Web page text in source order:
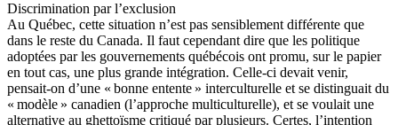
Discrimination par l’exclusion
Au Québec, cette situation n’est pas sensiblement différente que
dans le reste du Canada. Il faut cependant dire que les politique
adoptées par les gouvernements québécois ont promu, sur le papier
en tout cas, une plus grande intégration. Celle-ci devait venir,
pensait-on d’une « bonne entente » interculturelle et se distinguait du
« modèle » canadien (l’approche multiculturelle), et se voulait une
alternative au ghettoïsme critiqué par plusieurs. Certes, l’intention